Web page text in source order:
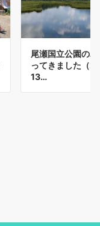
尾瀬国立公園の
ってきました（
13…